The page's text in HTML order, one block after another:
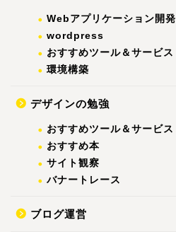
Webアプリケーション開発
wordpress
おすすめツール＆サービス
環境構築
デザインの勉強
おすすめツール＆サービス
おすすめ本
サイト観察
バナートレース
ブログ運営